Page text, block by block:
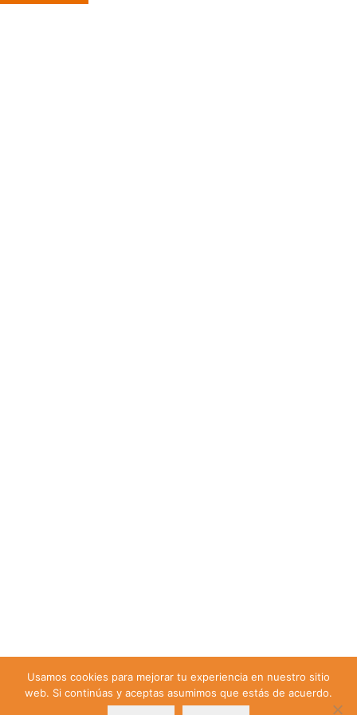
Usamos cookies para mejorar tu experiencia en nuestro sitio
web. Si continúas y aceptas asumimos que estás de acuerdo.